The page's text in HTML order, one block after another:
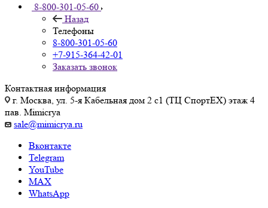
8-800-301-05-60
Назад
Телефоны
8-800-301-05-60
+7-915-364-42-01
Заказать звонок
Контактная информация
г. Москва, ул. 5-я Кабельная дом 2 с1 (ТЦ СпортEX) этаж 4
пав. Mimicrya
sale@mimicrya.ru
Вконтакте
Telegram
YouTube
MAX
WhatsApp